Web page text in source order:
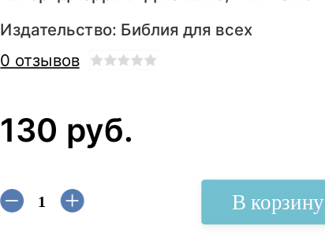
Издательство: Библия для всех
0 отзывов
130 руб.
В корзину